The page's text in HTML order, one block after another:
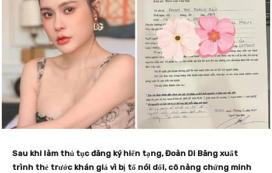
Sau khi làm thủ tục đăng ký hiến tạng, Đoàn Di Băng xuất
trình thẻ trước khán giả vì bị tố nói dối, cô nàng chứng minh